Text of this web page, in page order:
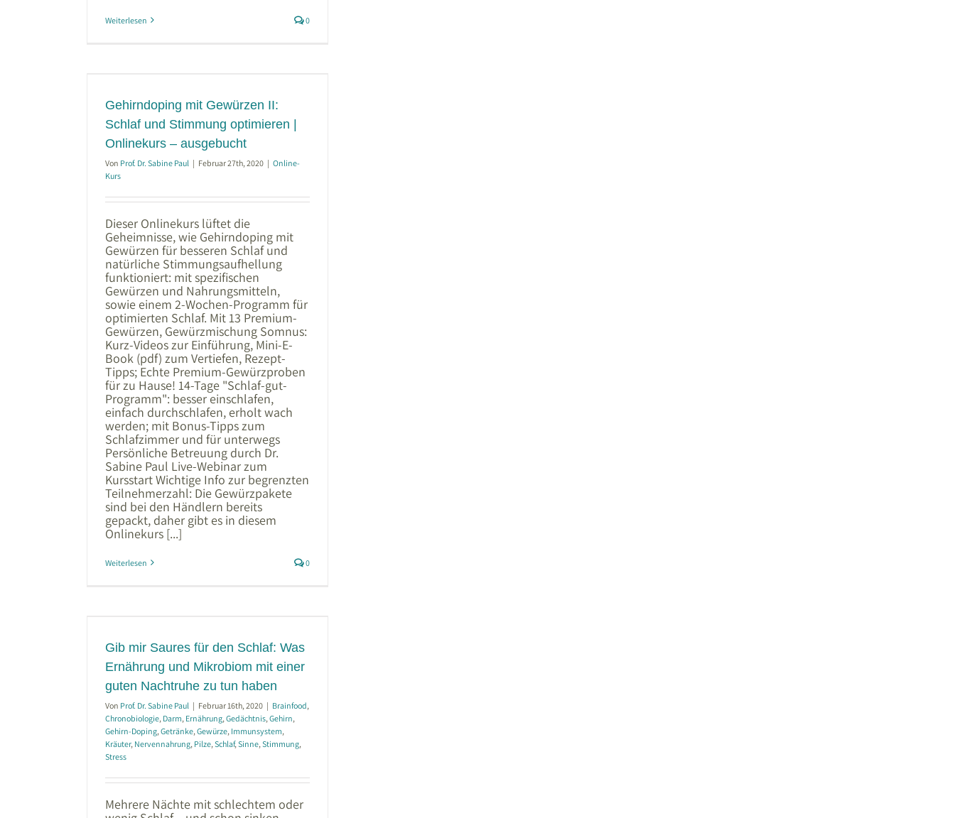
Weiterlesen 0
Gehirndoping mit Gewürzen II:
Schlaf und Stimmung optimieren |
Onlinekurs – ausgebucht
Von Prof. Dr. Sabine Paul | Februar 27th, 2020 | Online-
Kurs
Dieser Onlinekurs lüftet die
Geheimnisse, wie Gehirndoping mit
Gewürzen für besseren Schlaf und
natürliche Stimmungsaufhellung
funktioniert: mit spezifischen
Gewürzen und Nahrungsmitteln,
sowie einem 2-Wochen-Programm für
optimierten Schlaf. Mit 13 Premium-
Gewürzen, Gewürzmischung Somnus:
Kurz-Videos zur Einführung, Mini-E-
Book (pdf) zum Vertiefen, Rezept-
Tipps; Echte Premium-Gewürzproben
für zu Hause! 14-Tage "Schlaf-gut-
Programm": besser einschlafen,
einfach durchschlafen, erholt wach
werden; mit Bonus-Tipps zum
Schlafzimmer und für unterwegs
Persönliche Betreuung durch Dr.
Sabine Paul Live-Webinar zum
Kursstart Wichtige Info zur begrenzten
Teilnehmerzahl: Die Gewürzpakete
sind bei den Händlern bereits
gepackt, daher gibt es in diesem
Onlinekurs [...]
Weiterlesen 0
Gib mir Saures für den Schlaf: Was
Ernährung und Mikrobiom mit einer
guten Nachtruhe zu tun haben
Von Prof. Dr. Sabine Paul | Februar 16th, 2020 | Brainfood,
Chronobiologie, Darm, Ernährung, Gedächtnis, Gehirn,
Gehirn-Doping, Getränke, Gewürze, Immunsystem,
Kräuter, Nervennahrung, Pilze, Schlaf, Sinne, Stimmung,
Stress
Mehrere Nächte mit schlechtem oder